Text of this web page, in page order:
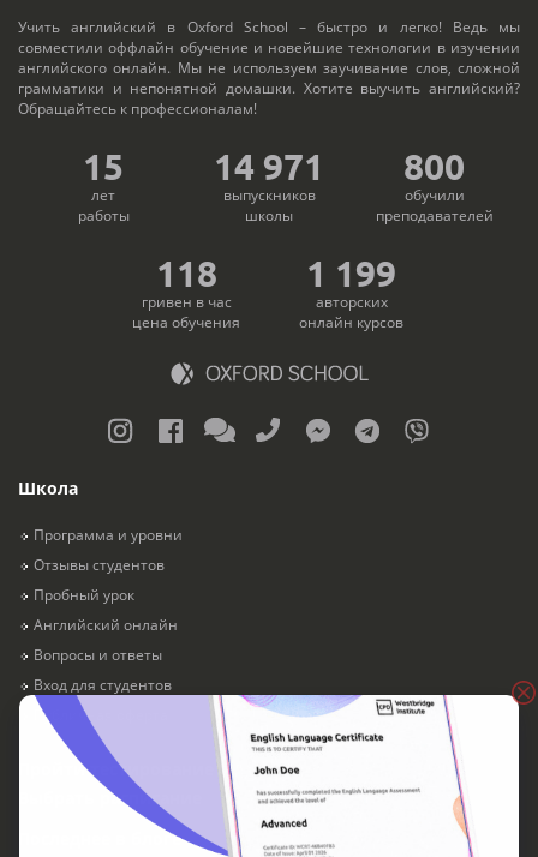
Учить английский в Oxford School – быстро и легко! Ведь мы
совместили оффлайн обучение и новейшие технологии в изучении
английского онлайн. Мы не используем заучивание слов, сложной
грамматики и непонятной домашки. Хотите выучить английский?
Обращайтесь к профессионалам!
15
лет
работы
15 000
выпускников
школы
800
обучили
преподавателей
118
гривен в час
цена обучения
1 200
авторских
онлайн курсов
Школа
Программа и уровни
Отзывы студентов
Пробный урок
Английский онлайн
Вопросы и ответы
Вход для студентов
Публичная оферта
Пройти тестирование
Выбрать расписание
Последнее в блоге